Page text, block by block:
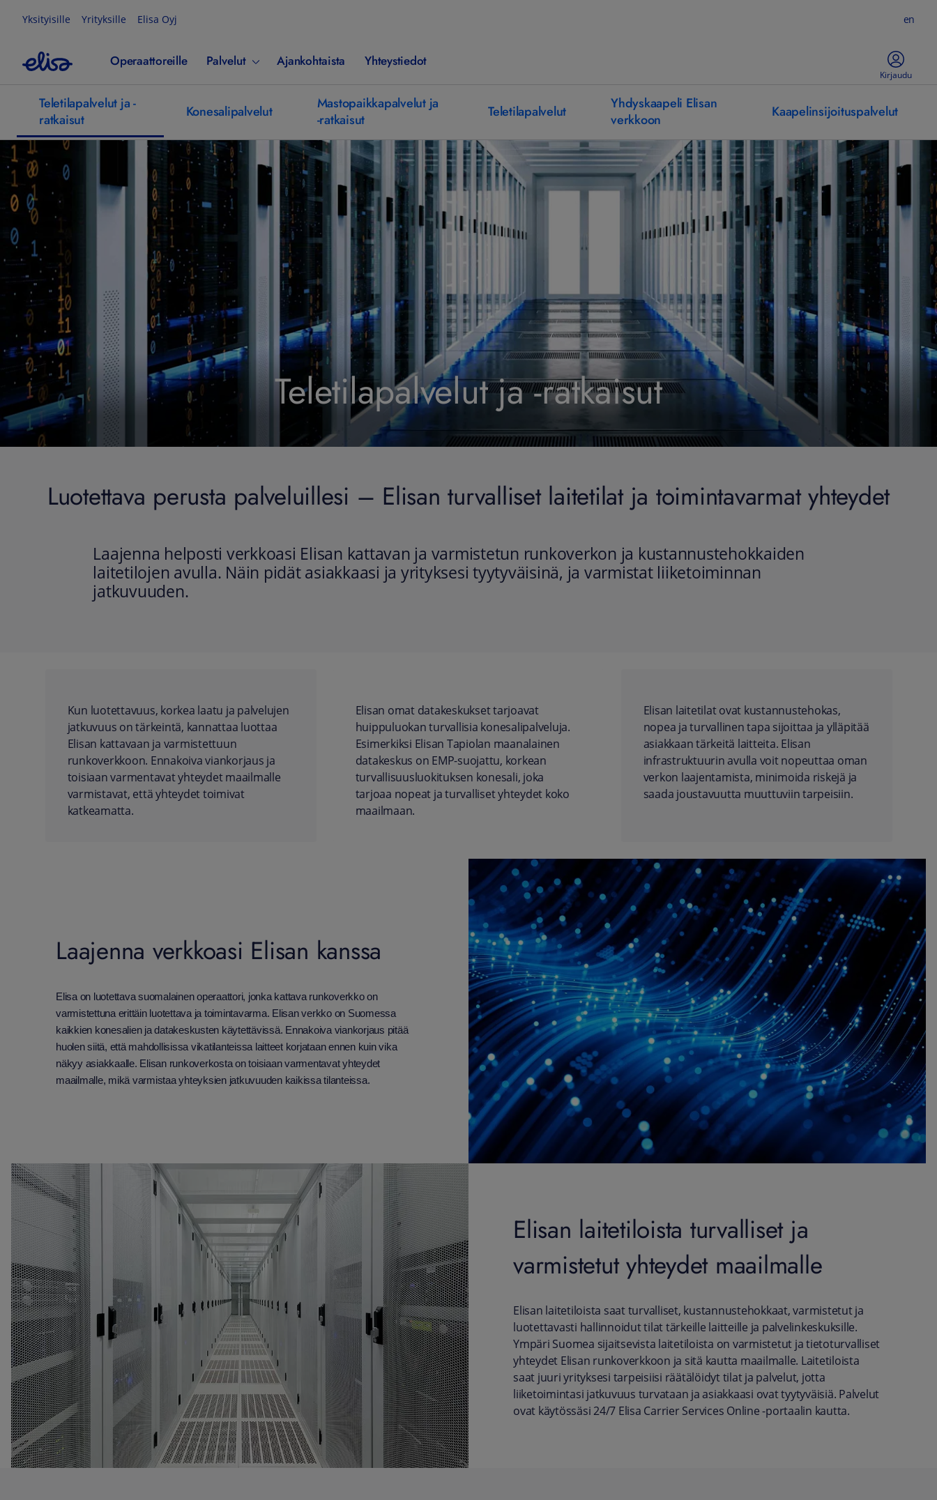
Yksityisille Yrityksille Elisa Oyj en
Operaattoreille Palvelut Ajankohtaista Yhteystiedot
Kirjaudu
Teletilapalvelut ja -
ratkaisut
Konesalipalvelut
Mastopaikkapalvelut ja
-ratkaisut
Teletilapalvelut
Yhdyskaapeli Elisan
verkkoon
Kaapelinsijoituspalvelut
Teletilapalvelut ja -ratkaisut
Luotettava perusta palveluillesi – Elisan turvalliset laitetilat ja toimintavarmat yhteydet
Laajenna helposti verkkoasi Elisan kattavan ja varmistetun runkoverkon ja kustannustehokkaiden
laitetilojen avulla. Näin pidät asiakkaasi ja yrityksesi tyytyväisinä, ja varmistat liiketoiminnan
jatkuvuuden.
Kun luotettavuus, korkea laatu ja palvelujen
jatkuvuus on tärkeintä, kannattaa luottaa
Elisan kattavaan ja varmistettuun
runkoverkkoon. Ennakoiva viankorjaus ja
toisiaan varmentavat yhteydet maailmalle
varmistavat, että yhteydet toimivat
katkeamatta.
Elisan omat datakeskukset tarjoavat
huippuluokan turvallisia konesalipalveluja.
Esimerkiksi Elisan Tapiolan maanalainen
datakeskus on EMP-suojattu, korkean
turvallisuusluokituksen konesali, joka
tarjoaa nopeat ja turvalliset yhteydet koko
maailmaan.
Elisan laitetilat ovat kustannustehokas,
nopea ja turvallinen tapa sijoittaa ja ylläpitää
asiakkaan tärkeitä laitteita. Elisan
infrastruktuurin avulla voit nopeuttaa oman
verkon laajentamista, minimoida riskejä ja
saada joustavuutta muuttuviin tarpeisiin.
Laajenna verkkoasi Elisan kanssa
Elisa on luotettava suomalainen operaattori, jonka kattava runkoverkko on
varmistettuna erittäin luotettava ja toimintavarma. Elisan verkko on Suomessa
kaikkien konesalien ja datakeskusten käytettävissä. Ennakoiva viankorjaus pitää
huolen siitä, että mahdollisissa vikatilanteissa laitteet korjataan ennen kuin vika
näkyy asiakkaalle. Elisan runkoverkosta on toisiaan varmentavat yhteydet
maailmalle, mikä varmistaa yhteyksien jatkuvuuden kaikissa tilanteissa.
Elisan laitetiloista turvalliset ja
varmistetut yhteydet maailmalle
Elisan laitetiloista saat turvalliset, kustannustehokkaat, varmistetut ja
luotettavasti hallinnoidut tilat tärkeille laitteille ja palvelinkeskuksille.
Ympäri Suomea sijaitsevista laitetiloista on varmistetut ja tietoturvalliset
yhteydet Elisan runkoverkkoon ja sitä kautta maailmalle. Laitetiloista
saat juuri yrityksesi tarpeisiisi räätälöidyt tilat ja palvelut, jotta
liiketoimintasi jatkuvuus turvataan ja asiakkaasi ovat tyytyväisiä. Palvelut
ovat käytössäsi 24/7 Elisa Carrier Services Online -portaalin kautta.